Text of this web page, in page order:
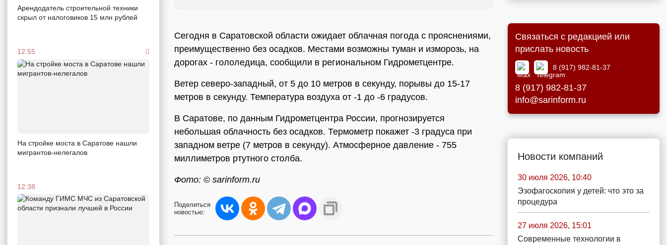
Арендодатель строительной техники
скрыл от налоговиков 15 млн рублей
12:55
На стройке моста в Саратове нашли
мигрантов-нелегалов
12:38
Сегодня в Саратовской области ожидает облачная погода с прояснениями,
преимущественно без осадков. Местами возможны туман и изморозь, на
дорогах - гололедица, сообщили в региональном Гидрометцентре.
Ветер северо-западный, от 5 до 10 метров в секунду, порывы до 15-17
метров в секунду. Температура воздуха от -1 до -6 градусов.
В Саратове, по данным Гидрометцентра России, прогнозируется
небольшая облачность без осадков. Термометр покажет -3 градуса при
западном ветре (7 метров в секунду). Атмосферное давление - 755
миллиметров ртутного столба.
Фото: © sarinform.ru
Поделиться
новостью:
Связаться с редакцией или
прислать новость
8 (917) 982-81-37
8 (917) 982-81-37
info@sarinform.ru
Новости компаний
30 июля 2026, 10:40
Эзофагоскопия у детей: что это за
процедура
27 июля 2026, 15:01
Современные технологии в